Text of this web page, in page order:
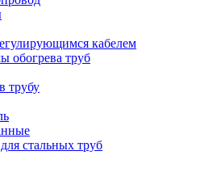
кабелем
обогрева труб
трубу
стальных труб